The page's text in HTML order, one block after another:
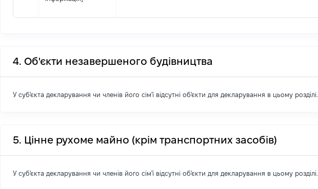
4. Об'єкти незавершеного будівництва
У суб'єкта декларування чи членів його сім'ї відсутні об'єкти для декларування в цьому розділі.
5. Цінне рухоме майно (крім транспортних засобів)
У суб'єкта декларування чи членів його сім'ї відсутні об'єкти для декларування в цьому розділі.